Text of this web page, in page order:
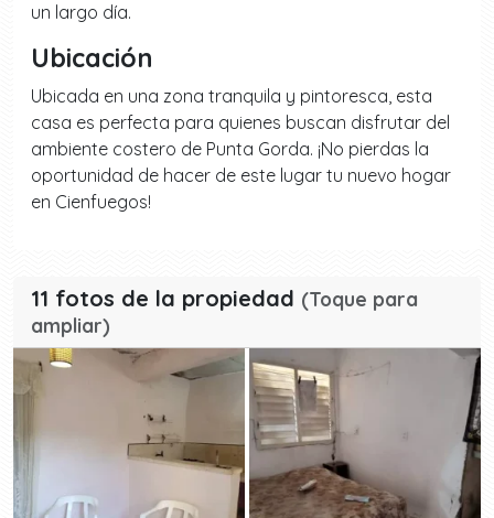
un largo día.
Ubicación
Ubicada en una zona tranquila y pintoresca, esta
casa es perfecta para quienes buscan disfrutar del
ambiente costero de Punta Gorda. ¡No pierdas la
oportunidad de hacer de este lugar tu nuevo hogar
en Cienfuegos!
11 fotos de la propiedad (Toque para
ampliar)